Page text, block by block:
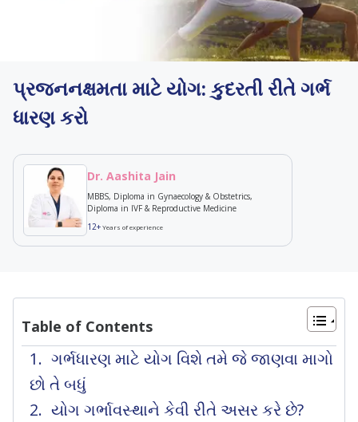
પ્રજનનક્ષમતા માટે યોગ: કુદરતી રીતે ગર્ભ
ધારણ કરો
Dr. Aashita Jain
MBBS, Diploma in Gynaecology & Obstetrics,
Diploma in IVF & Reproductive Medicine
12+Years of experience
Table of Contents
ગર્ભધારણ માટે યોગ વિશે તમે જે જાણવા માગો
છો તે બધું
યોગ ગર્ભાવસ્થાને કેવી રીતે અસર કરે છે?